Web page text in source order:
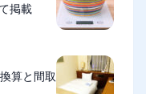
掲載
算と間取